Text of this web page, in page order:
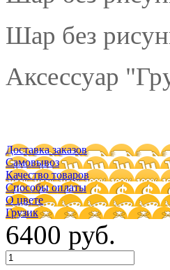
Шар без
Аксессуар
Доставка заказов
Самовывоз
Качество товаров
Способы оплаты
О цвете
Грузик
6400 руб.